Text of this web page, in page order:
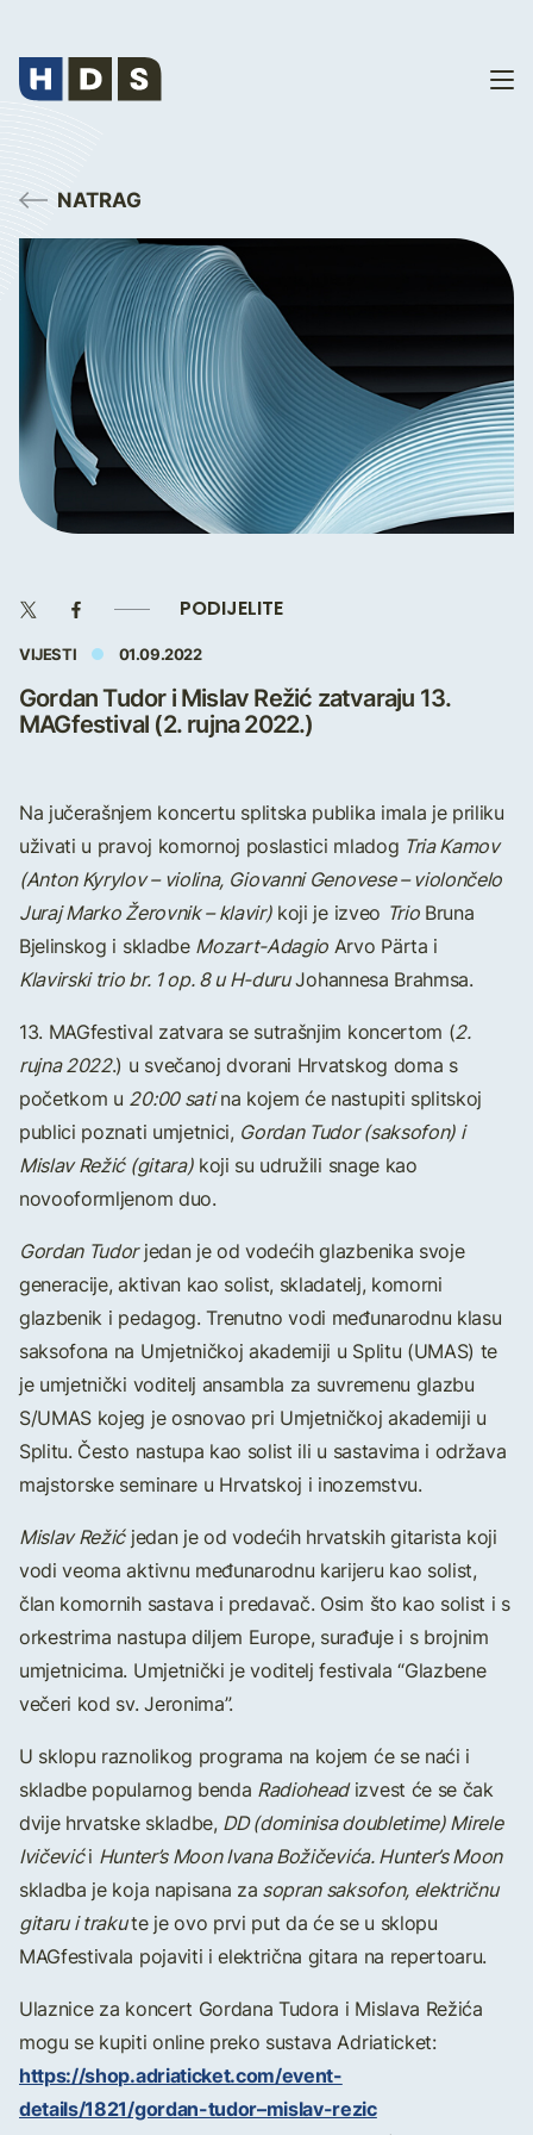
NATRAG
PODIJELITE
VIJESTI 01.09.2022
Gordan Tudor i Mislav Režić zatvaraju 13.
MAGfestival (2. rujna 2022.)
Na jučerašnjem koncertu splitska publika imala je priliku
uživati u pravoj komornoj poslastici mladog Tria Kamov
(Anton Kyrylov – violina, Giovanni Genovese – violončelo
Juraj Marko Žerovnik – klavir)koji je izveo TrioBruna
Bjelinskog i skladbe Mozart-Adagio Arvo Pärta i
Klavirski trio br. 1 op. 8 u H-duruJohannesa Brahmsa.
13. MAGfestival zatvara se sutrašnjim koncertom (2.
rujna 2022.) u svečanoj dvorani Hrvatskog doma s
početkom u 20:00 satina kojem će nastupiti splitskoj
publici poznati umjetnici, Gordan Tudor (saksofon) i
Mislav Režić (gitara)koji su udružili snage kao
novooformljenom duo.
Gordan Tudorjedan je od vodećih glazbenika svoje
generacije, aktivan kao solist, skladatelj, komorni
glazbenik i pedagog. Trenutno vodi međunarodnu klasu
saksofona na Umjetničkoj akademiji u Splitu (UMAS) te
je umjetnički voditelj ansambla za suvremenu glazbu
S/UMAS kojeg je osnovao pri Umjetničkoj akademiji u
Splitu. Često nastupa kao solist ili u sastavima i održava
majstorske seminare u Hrvatskoj i inozemstvu.
Mislav Režićjedan je od vodećih hrvatskih gitarista koji
vodi veoma aktivnu međunarodnu karijeru kao solist,
član komornih sastava i predavač. Osim što kao solist i s
orkestrima nastupa diljem Europe, surađuje i s brojnim
umjetnicima. Umjetnički je voditelj festivala “Glazbene
večeri kod sv. Jeronima”.
U sklopu raznolikog programa na kojem će se naći i
skladbe popularnog benda Radioheadizvest će se čak
dvije hrvatske skladbe, DD (dominisa doubletime) Mirele
Ivičevići Hunter’s Moon Ivana Božičevića. Hunter’s Moon
skladba je koja napisana za sopran saksofon, električnu
gitaru i trakute je ovo prvi put da će se u sklopu
MAGfestivala pojaviti i električna gitara na repertoaru.
Ulaznice za koncert Gordana Tudora i Mislava Režića
mogu se kupiti online preko sustava Adriaticket:
https://shop.adriaticket.com/event-
details/1821/gordan-tudor–mislav-rezic